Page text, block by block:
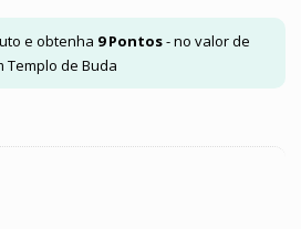
e obtenha 9Pontos- no valor de
Templo de Buda